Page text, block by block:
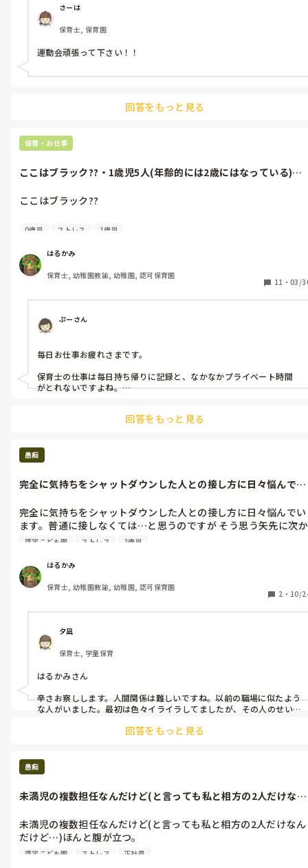
で…毎日一緒に居るだけでイライラさせられて。
この人 元卒園児の祖母で園長から声かけられて働いてる。だから
園長にも副園長にも言えなく。(話が達者だから副園長のお気に
  自分の潮時って分からないのかな…この人。
もう 限界にきてます…
さーは
保育士, 保育園
運動会頑張って下さい！！
回答をもっと見る
保育・お仕事
ここはブラック??・1歳児5人(年齢的には2歳にはなっている)・0
ここはブラック??
・1歳児5人(年齢的には2歳にはなっている)
・00歳児2人(9ヶ月男児  8ヶ月女児)←3月より事前報告もないま
ま預かり始まる。
・合計8人を私と保育補助(資格ない64歳のおばあさん)と2人保育
してます。保育補助は13時までなので午後から1人。毎日目が回
るほどしんどい。
・3月の休みは6日(土)と29日(月)だけ。20日(祝)は卒園式で、代
完全週休二日って求人で、入職しましたが…
・昼休み もちろん1分足りともナシ
園では残業して別の仕事(発表会用衣装片付けなど)
実費。
正しいのか、分からなくなってきた。
0歳児 ストレス 1歳児
はるかみ
保育士, 幼稚園教諭, 幼稚園, 認可保育園
11 ・ 03/
ぷーさん
毎日お仕事お疲れさまです。
保育士の仕事は毎日持ち帰りに記録と、なかなかプライベート時間
がとれないですよね。
つく規定なので、はるかみさんの場合、保育士は2人つくのが規定だ
でも資格のない補助の方が保育士1人分に値するかは微妙なラインの
ような気がします。13時以降はお一人とのことで、この場合は保育
私も以前勤めていたところはお昼休みはなしで、作り物・書類も全
部当たり前に持ち帰りでした。
卒園プレゼントや月の制作も全て材料は実費なので、いかにお金を
残業も多い時は4時間とかあり、仕事で一日終わる日々でプライベー
トなどほとんどありませんでした。
かなと思います。
ただお昼から保育士が1人なのは、怖いですね。
し、命を預かる仕事なので、どなたか補助なりと手伝いに入ってく
まだまだ保育園・幼稚園はブラックなところが多々あるので、私も
回答をもっと見る
愚痴
完全に気持ちをシャットダウンした人との接し方に日々悩んでい
完全に気持ちをシャットダウンした人との接し方に日々悩んでい
ます。普通に接しなくては…と思うのですが そう思う矢先に次か
ら次に腹立つ事ばかり。
の失敗などを人のせいにする。
まっこんな人も居るぐらいに最初は我慢してたけど…積りに積
り。
とどめを刺したのは、その人は小学1年の子供が居るからと早番
遅番はしない。(この人 正規職員のボーナス有り)その分他の職員
に負担がいってるのに全く自覚なし。なのに他の人が熱などで早
退すれば文句言う。私だけ土曜日出勤が少なく自分は多いと私の
目の前でコソコソ文句言う。その人は子供の都合で早退、急な勤
全くなし。小さい子供が居るから当たり前だろ~みたいな態度。
自分の事は棚に上げて人の事ばかり悪く言うのがとにかく許せな
く。
んと気分悪い。複数担任だから表向きだけでも普通に接しなくて
せなくてはと思うだけで、嫌で仕方ない。
認定こども園 ストレス 2歳児
はるかみ
保育士, 幼稚園教諭, 幼稚園, 認可保育園
2 ・ 10/
夕凪
保育士, 学童保育
はるかみさん
辛さお察しします。人間関係は難しいですね。以前の職場に似たよう
な人がいました。最初は色々イライラしてましたが、その人のせい
ので、受け流すようにしました。
保育士といえど人間。聖人君子ではありません。はるかみさんが楽
しく保育出来る方法が見つかる事を願ってます。
回答をもっと見る
愚痴
未満児の複数担任なんだけど(と言っても私と相方の2人だけなん
未満児の複数担任なんだけど(と言っても私と相方の2人だけなん
だけど…)ほんと腹が立つ。
その相方が全て 良いとこ取りする。自分がやってない(私がやっ
認定こども園 ストレス 正社員